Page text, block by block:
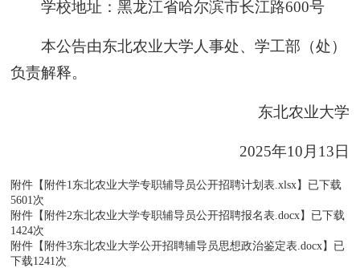
学校地址：黑龙江省哈尔滨市长江路600号
本公告由东北农业大学人事处、学工部（处）
负责解释。
东北农业大学
2025年10月13日
附件【 附件1东北农业大学专职辅导员公开招聘计划表.xlsx】已下载
5601次
附件【 附件2东北农业大学专职辅导员公开招聘报名表.docx】已下载
1424次
附件【 附件3东北农业大学公开招聘辅导员思想政治鉴定表.docx】已
下载1241次